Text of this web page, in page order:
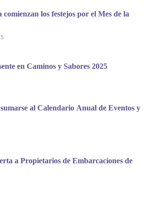
comienzan los festejos por el Mes de la
en Caminos y Sabores 2025
al Calendario Anual de Eventos y
a Propietarios de Embarcaciones de